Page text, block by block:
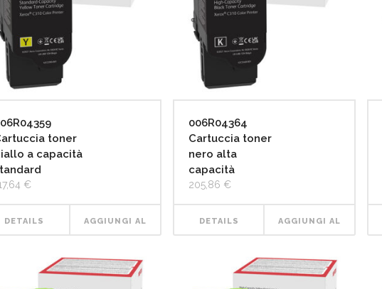
toner
a capacità
€
DETAILS AGGIUNGI AL
006R04364
Cartuccia toner
nero alta
capacità
205,86 €
DETAILS AGGIUNGI AL